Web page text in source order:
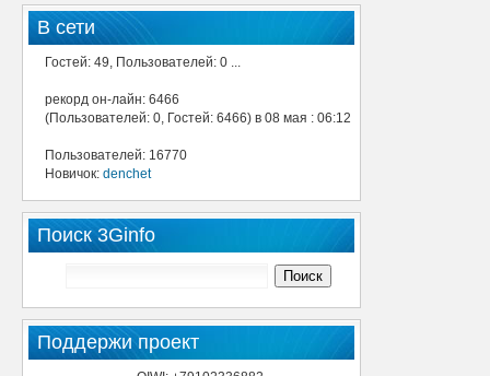
В сети
Гостей: 49, Пользователей: 0 ...
рекорд он-лайн: 6466
(Пользователей: 0, Гостей: 6466) в 08 мая : 06:12
Пользователей: 16770
Новичок: denchet
Поиск 3Ginfo
Поддержи проект